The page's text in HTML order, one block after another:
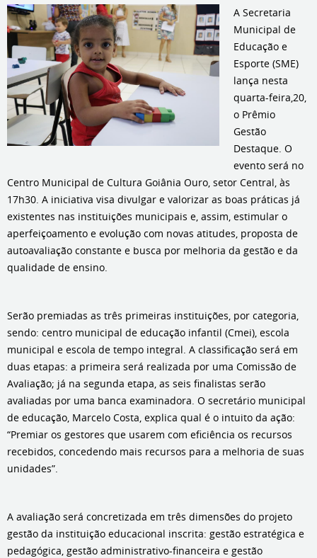
A Secretaria
Municipal de
Educação e
Esporte (SME)
lança nesta
quarta-feira,20,
o Prêmio
Gestão
Destaque. O
evento será no
Centro Municipal de Cultura Goiânia Ouro, setor Central, às
17h30. A iniciativa visa divulgar e valorizar as boas práticas já
existentes nas instituições municipais e, assim, estimular o
aperfeiçoamento e evolução com novas atitudes, proposta de
autoavaliação constante e busca por melhoria da gestão e da
qualidade de ensino.
Serão premiadas as três primeiras instituições, por categoria,
sendo: centro municipal de educação infantil (Cmei), escola
municipal e escola de tempo integral. A classificação será em
duas etapas: a primeira será realizada por uma Comissão de
Avaliação; já na segunda etapa, as seis finalistas serão
avaliadas por uma banca examinadora. O secretário municipal
de educação, Marcelo Costa, explica qual é o intuito da ação:
“Premiar os gestores que usarem com eficiência os recursos
recebidos, concedendo mais recursos para a melhoria de suas
unidades”.
A avaliação será concretizada em três dimensões do projeto
gestão da instituição educacional inscrita: gestão estratégica e
pedagógica, gestão administrativo-financeira e gestão